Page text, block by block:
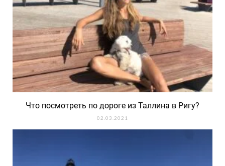
Что посмотреть по дороге из Таллина в Ригу?
02.03.2021